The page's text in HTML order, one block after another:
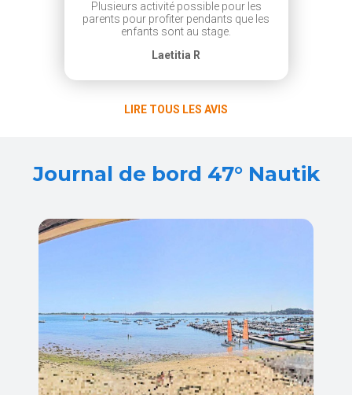
Plusieurs activité possible pour les
parents pour profiter pendants que les
enfants sont au stage.
Laetitia R
LIRE TOUS LES AVIS
Journal de bord 47° Nautik